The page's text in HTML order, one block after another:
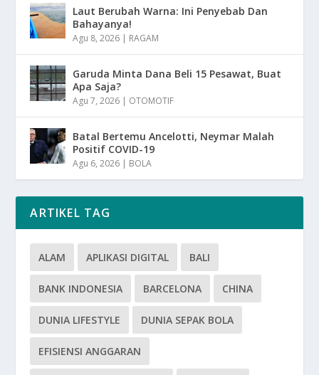
Laut Berubah Warna: Ini Penyebab Dan
Bahayanya!
Agu 8, 2026 | RAGAM
Garuda Minta Dana Beli 15 Pesawat, Buat
Apa Saja?
Agu 7, 2026 | OTOMOTIF
Batal Bertemu Ancelotti, Neymar Malah
Positif COVID-19
Agu 6, 2026 | BOLA
ARTIKEL TAG
ALAM APLIKASI DIGITAL BALI
BANK INDONESIA BARCELONA CHINA
DUNIA LIFESTYLE DUNIA SEPAK BOLA
EFISIENSI ANGGARAN